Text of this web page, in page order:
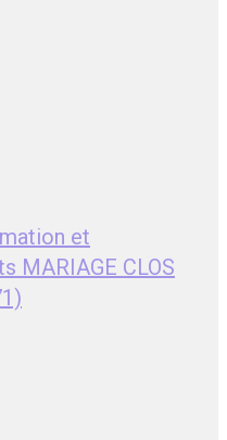
et
MARIAGE CLOS